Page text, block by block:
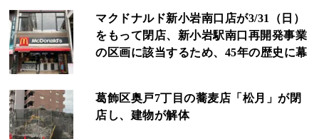
マクドナルド新小岩南口店が3/31（日）
をもって閉店、新小岩駅南口再開発事業
の区画に該当するため、45年の歴史に幕
葛飾区奥戸7丁目の蕎麦店「松月」が閉
店し、建物が解体